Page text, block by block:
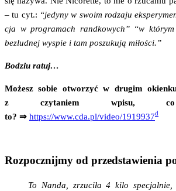
– tu cyt.: “jedy­ny w swo­im rodza­ju
cja w pro­gra­mach rand­ko­wych” “w
bez­lud­nej wyspie i tam poszu­ku­ją miłości.”
Bodziu ratuj…
Możesz sobie otwo­rzyć w dru­gim
z czy­ta­niem
to? ⇒ https://www.cda.pl/video/1919937d
Rozpocznijmy od przedstawienia
To Nan­da, zrzu­ci­ła 4 kilo